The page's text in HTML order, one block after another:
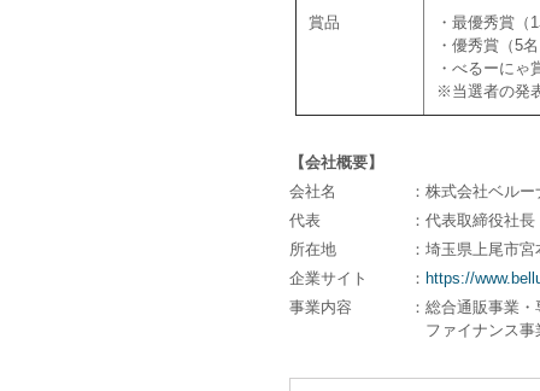
賞品
・最優秀賞
・優秀賞（5
・べるーに
※当選者の発
【会社概要】
会社名
：株式会社ベルー
代表
：代表取締役社
所在地
：埼玉県上尾市
企業サイト
： https://
事業内容
：総合通販事業
ファイナンス事